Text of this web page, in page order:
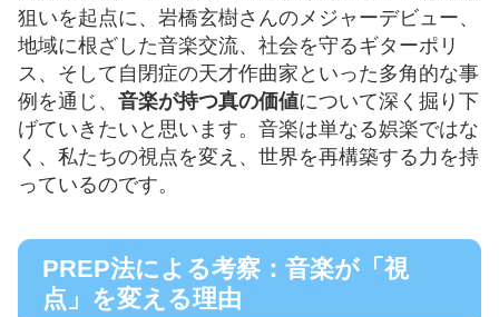
狙いを起点に、岩橋玄樹さんのメジャーデビュー、
地域に根ざした音楽交流、社会を守るギターポリ
ス、そして自閉症の天才作曲家といった多角的な事
例を通じ、 音楽が持つ真の価値について深く掘り下
げていきたいと思います。音楽は単なる娯楽ではな
く、私たちの視点を変え、世界を再構築する力を持
っているのです。
PREP法による考察：音楽が「視
点」を変える理由